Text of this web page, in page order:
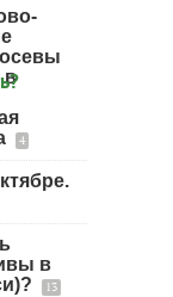
в
4
в
13